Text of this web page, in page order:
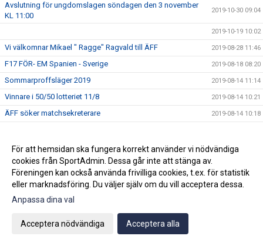
Avslutning för ungdomslagen söndagen den 3 november
KL 11:00
2019-10-30 09:04
2019-10-19 10:02
Vi välkomnar Mikael " Ragge" Ragvald till ÄFF 2019-08-28 11:46
F17 FÖR- EM Spanien - Sverige 2019-08-18 08:20
Sommarproffsläger 2019 2019-08-14 11:14
Vinnare i 50/50 lotteriet 11/8 2019-08-14 10:21
ÄFF söker matchsekreterare 2019-08-14 10:18
Kalle är på semester 2019-08-10 09:14
Klubbchefen Helena Wennerström presenterar sig 2019-08-07 08:52
FitLine är ny samarbetspartner 2019-08-03 14:21
ÄFF söker matchsekreterare
Bemanning på våra kanslier i sommar
För att hemsidan ska fungera korrekt använder vi nödvändiga
cookies från SportAdmin. Dessa går inte att stänga av.
Föreningen kan också använda frivilliga cookies, t.ex. för statistik
eller marknadsföring. Du väljer själv om du vill acceptera dessa.
Anpassa dina val
Acceptera nödvändiga Acceptera alla